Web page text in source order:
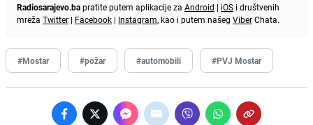
Radiosarajevo.bapratite putem aplikacije za Android | iOS i društvenih
mreža Twitter | Facebook | Instagram, kao i putem našeg ViberChata.
#Mostar #požar #automobili #PVJ Mostar